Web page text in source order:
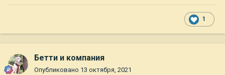
1
Бетти и компания
Опубликовано 13 октября, 2021